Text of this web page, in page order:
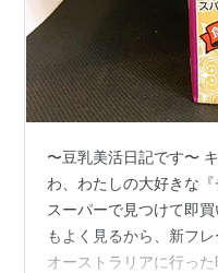
〜豆乳美活日記です〜
わ、わたしの大好きな
スーパーで見つけて即
もよく見るから、新フ
オーストラリアに行っ